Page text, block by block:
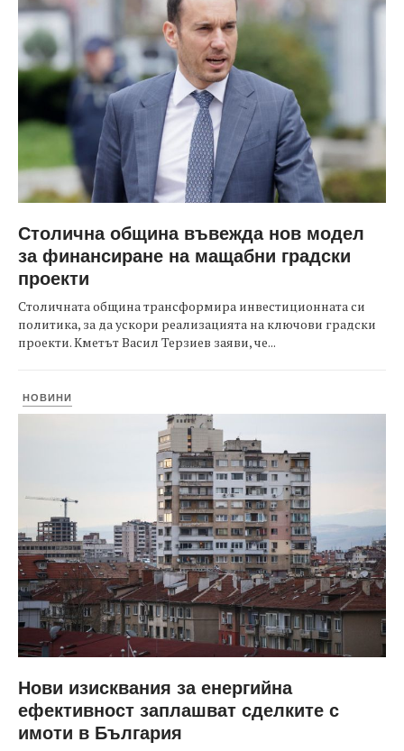
Столична община въвежда нов модел
за финансиране на мащабни градски
проекти
Столичната община трансформира инвестиционната си
политика, за да ускори реализацията на ключови градски
проекти. Кметът Васил Терзиев заяви, че...
НОВИНИ
Нови изисквания за енергийна
ефективност заплашват сделките с
имоти в България